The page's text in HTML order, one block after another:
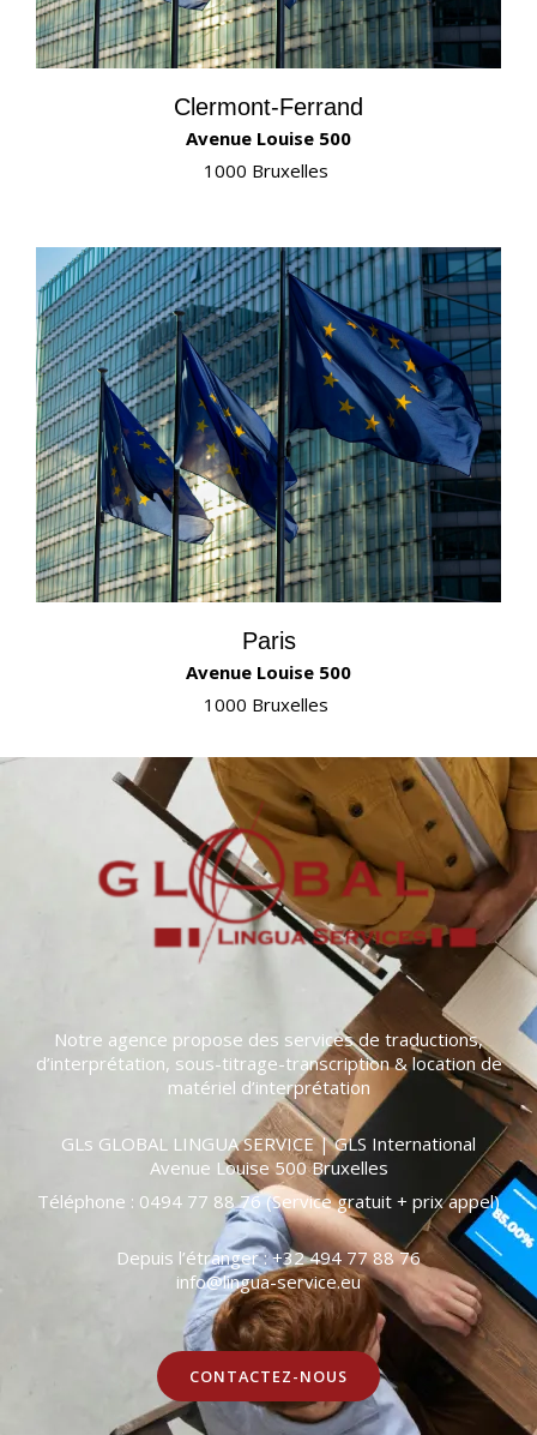
Clermont-Ferrand
Avenue Louise 500
1000 Bruxelles
Paris
Avenue Louise 500
1000 Bruxelles
Notre agence propose des services de traductions,
d’interprétation, sous-titrage-transcription & location de
matériel d’interprétation
GLs GLOBAL LINGUA SERVICE | GLS International
Avenue Louise 500 Bruxelles
Téléphone : 0494 77 88 76 (Service gratuit + prix appel)
Depuis l’étranger : +32 494 77 88 76
info@lingua-service.eu
CONTACTEZ-NOUS